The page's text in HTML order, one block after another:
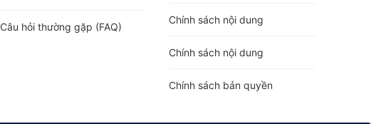
Câu hỏi thường gặp (FAQ)
Chính sách nội dung
Chính sách nội dung
Chính sách bản quyền